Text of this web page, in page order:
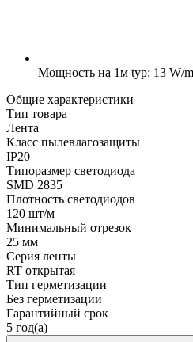
Мощность на 1м typ: 13 W/
Общие характеристики
Тип товара
Лента
Класс пылевлагозащиты
IP20
Типоразмер светодиода
SMD 2835
Плотность светодиодов
120 шт/м
Минимальный отрезок
25 мм
Серия ленты
RT открытая
Тип герметизации
Без герметизации
Гарантийный срок
5 год(а)